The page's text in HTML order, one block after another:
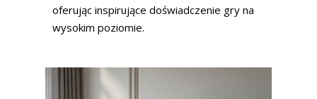
oferując inspirujące doświadczenie gry na
wysokim poziomie.